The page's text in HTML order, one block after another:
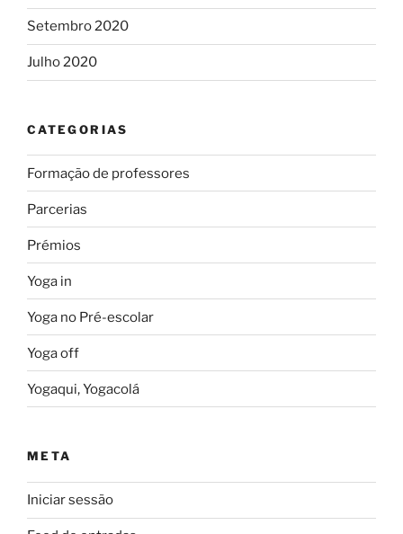
Setembro 2020
Julho 2020
CATEGORIAS
Formação de professores
Parcerias
Prémios
Yoga in
Yoga no Pré-escolar
Yoga off
Yogaqui, Yogacolá
META
Iniciar sessão